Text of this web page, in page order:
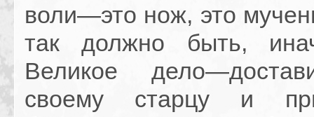
воли—это нож, это
так должно быть,
Великое
своему старцу и